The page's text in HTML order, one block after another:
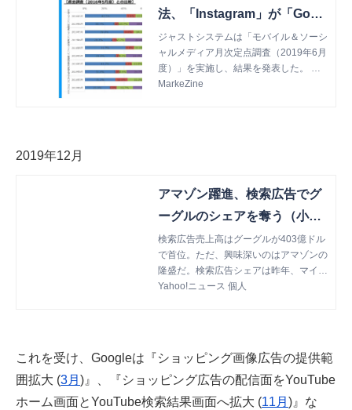
法、「Instagram」が「Goog
le」を抜く【ジャストシステ
ム調査】
ジャストシステムは「モバイル＆ソーシ
ャルメディア月次定点調査（2019年6月
度）」を実施し、結果を発表した。 フ
ァッション情報を調べる方法、「Instag
MarkeZine
2019年12月
アマゾン躍進、検索広告でグ
ーグルのシェアを奪う（小久
保重信） - Yahoo!ニュース
検索広告売上高はグーグルが403億ドル
で首位。ただ、興味深いのはアマゾンの
隆盛だ。検索広告シェアは昨年、マイク
ロソフトを上回り、2位に浮上した。今
Yahoo!ニュース 個人
これを受け、Googleは『ショッピング画像広告の提供範
囲拡大 (3月 )』、『ショッピング広告の配信面をYouTube
ホーム画面とYouTube検索結果画面へ拡大 (11月 )』な